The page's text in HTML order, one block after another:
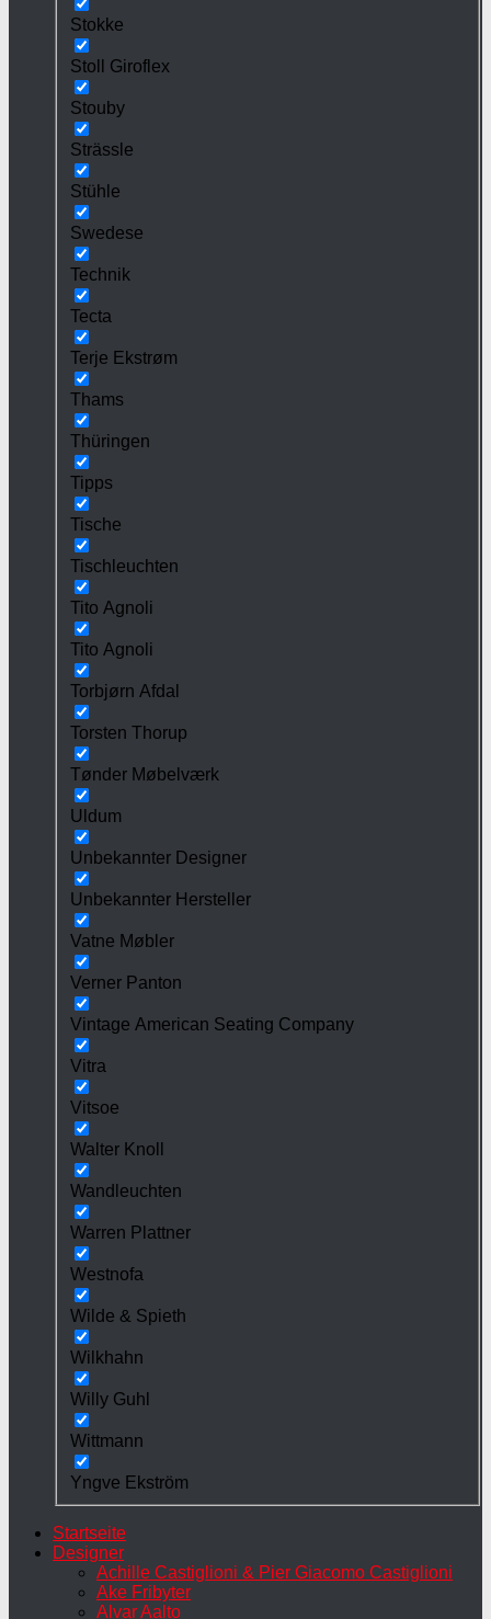
Stokke
Stoll Giroflex
Stouby
Strässle
Stühle
Swedese
Technik
Tecta
Terje Ekstrøm
Thams
Thüringen
Tipps
Tische
Tischleuchten
Tito Agnoli
Tito Agnoli
Torbjørn Afdal
Torsten Thorup
Tønder Møbelværk
Uldum
Unbekannter Designer
Unbekannter Hersteller
Vatne Møbler
Verner Panton
Vintage American Seating Company
Vitra
Vitsoe
Walter Knoll
Wandleuchten
Warren Plattner
Westnofa
Wilde & Spieth
Wilkhahn
Willy Guhl
Wittmann
Yngve Ekström
Startseite
Designer
Achille Castiglioni & Pier Giacomo Castiglioni
Ake Fribyter
Alvar Aalto